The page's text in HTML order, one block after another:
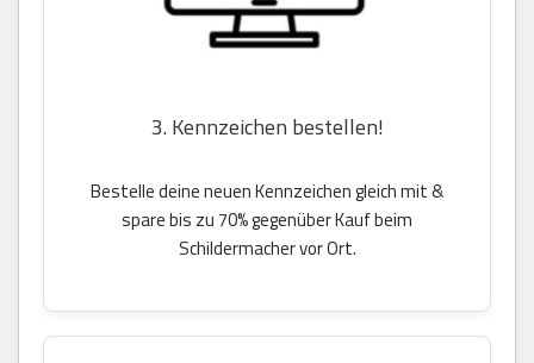
3. Kennzeichen bestellen!
Bestelle deine neuen Kennzeichen gleich mit &
spare bis zu 70% gegenüber Kauf beim
Schildermacher vor Ort.